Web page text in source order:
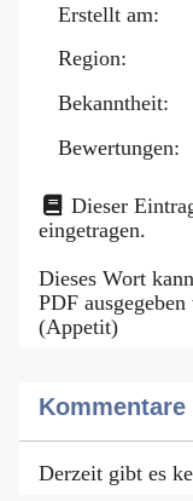
Erstellt am:
Region:
Bekanntheit:
Bewertungen:
Dieser
eingetragen.
Dieses Wort
PDF ausgegeben
(Appetit)
Kommentare
Derzeit gibt es